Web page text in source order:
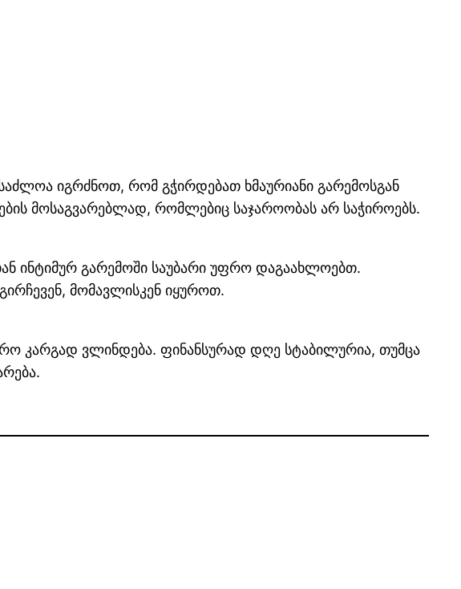
იგრძნოთ, რომ გჭირდებათ ხმაურიანი გარემოსგან
მოსაგვარებლად, რომლებიც საჯაროობას არ საჭიროებს.
ინტიმურ გარემოში საუბარი უფრო დაგაახლოებთ.
მომავლისკენ იყუროთ.
კარგად ვლინდება. ფინანსურად დღე სტაბილურია, თუმცა